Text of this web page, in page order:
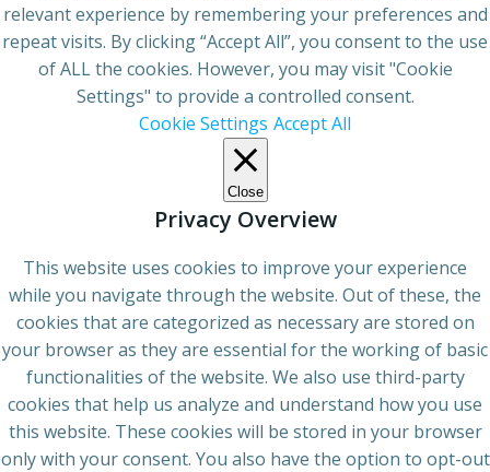
relevant experience by remembering your preferences and
repeat visits. By clicking “Accept All”, you consent to the use
of ALL the cookies. However, you may visit "Cookie
Settings" to provide a controlled consent.
Cookie Settings Accept All
Close
Privacy Overview
This website uses cookies to improve your experience
while you navigate through the website. Out of these, the
cookies that are categorized as necessary are stored on
your browser as they are essential for the working of basic
functionalities of the website. We also use third-party
cookies that help us analyze and understand how you use
this website. These cookies will be stored in your browser
only with your consent. You also have the option to opt-out